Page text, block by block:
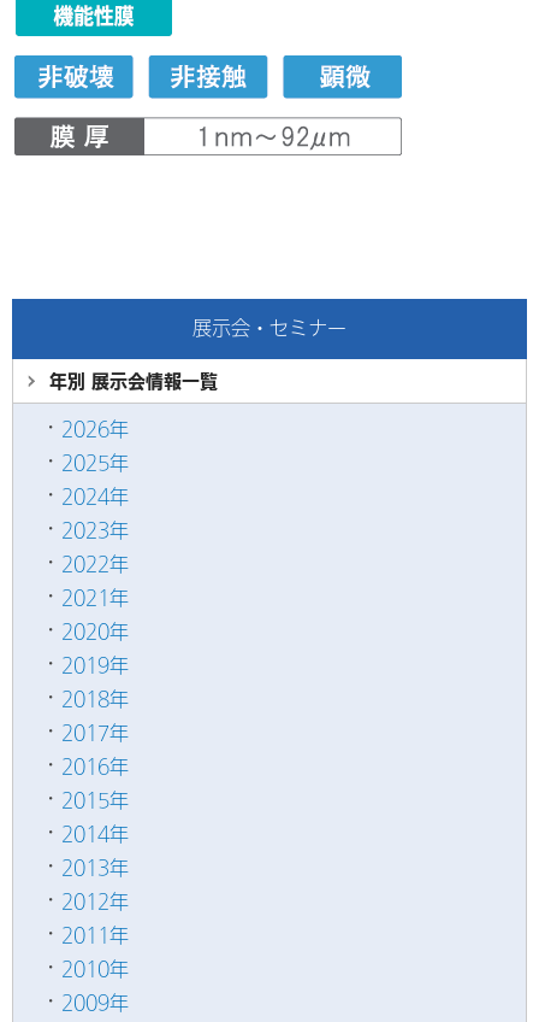
展示会・セミナー
年別 展示会情報一覧
2026年
2025年
2024年
2023年
2022年
2021年
2020年
2019年
2018年
2017年
2016年
2015年
2014年
2013年
2012年
2011年
2010年
2009年